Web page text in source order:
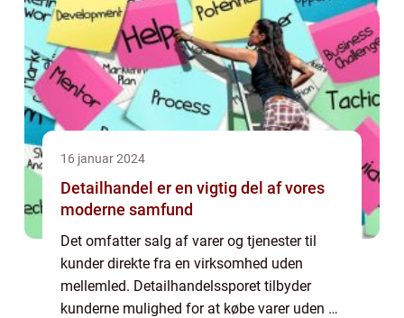
16 januar 2024
Detailhandel er en vigtig del af vores
moderne samfund
Det omfatter salg af varer og tjenester til
kunder direkte fra en virksomhed uden
mellemled. Detailhandelssporet tilbyder
kunderne mulighed for at købe varer uden at